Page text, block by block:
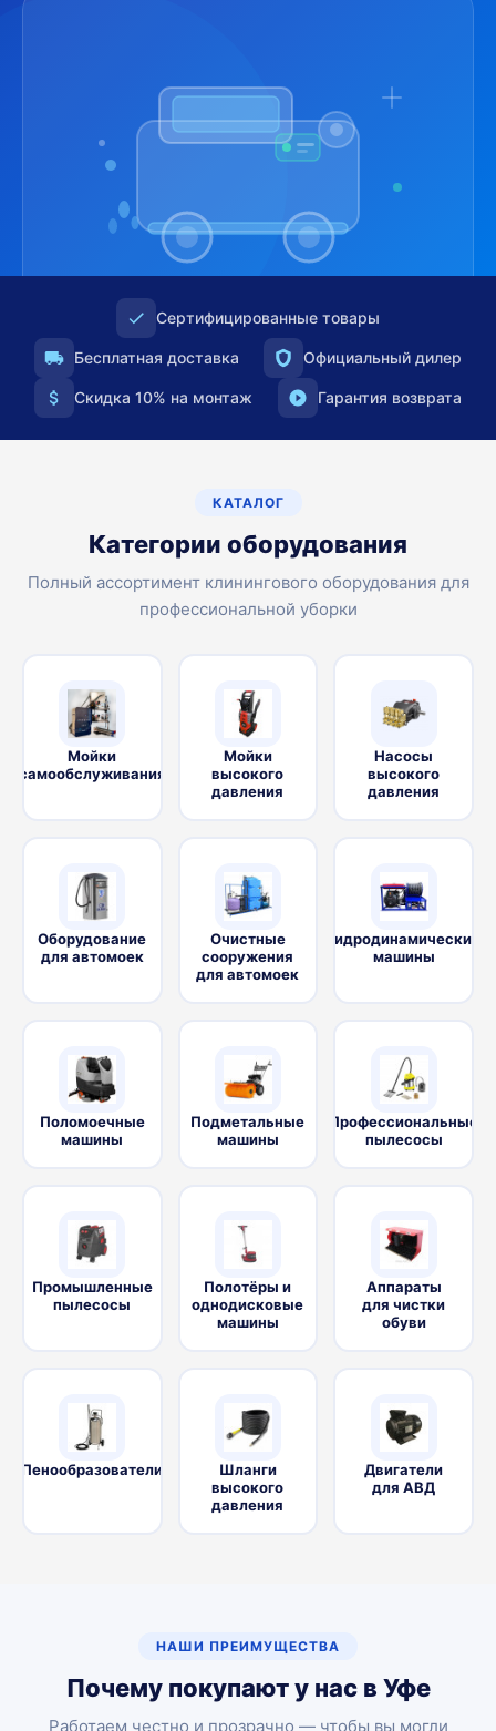
Сертифицированные товары
Бесплатная доставка Официальный дилер
Скидка 10% на монтаж Гарантия возврата
КАТАЛОГ
Категории оборудования
Полный ассортимент клинингового оборудования для
профессиональной уборки
Мойки
самообслуживания
Мойки
высокого
давления
Насосы
высокого
давления
Оборудование
для автомоек
Очистные
сооружения
для автомоек
Гидродинамические
машины
Поломоечные
машины
Подметальные
машины
Профессиональные
пылесосы
Промышленные
пылесосы
Полотёры и
однодисковые
машины
Аппараты
для чистки
обуви
Пенообразователи
Шланги
высокого
давления
Двигатели
для АВД
НАШИ ПРЕИМУЩЕСТВА
Почему покупают у нас в Уфе
Работаем честно и прозрачно — чтобы вы могли